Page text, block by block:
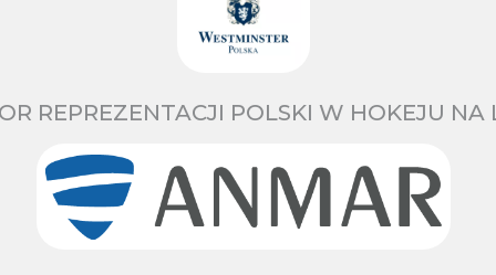
REPREZENTACJI POLSKI W HOKEJU NA